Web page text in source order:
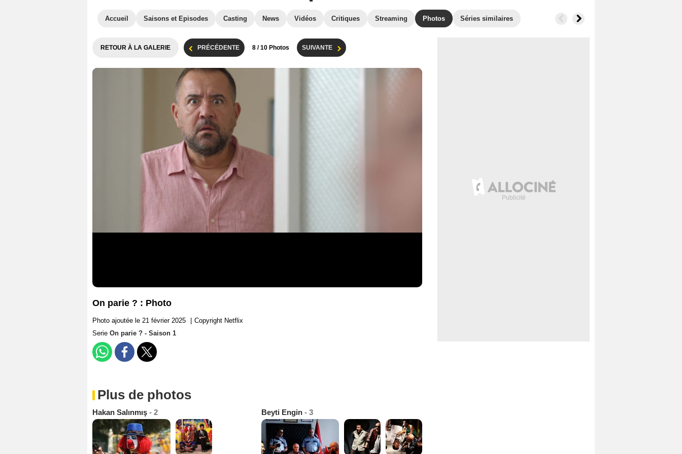
Accueil Saisons et Episodes Casting News Vidéos Critiques Streaming Photos Séries similaires
RETOUR À LA GALERIE PRÉCÉDENTE 8 / 10 Photos SUIVANTE
On parie ? : Photo
Photo ajoutée le 21 février 2025
Copyright Netflix
Serie On parie ? - Saison 1
Plus de photos
Hakan Salınmış - 2 Beyti Engin - 3